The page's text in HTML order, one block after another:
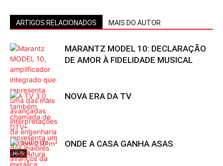
ARTIGOS RELACIONADOS MAIS DO AUTOR
Hi-Fi
MARANTZ MODEL 10: DECLARAÇÃO
DE AMOR À FIDELIDADE MUSICAL
NOVA ERA DA TV
ONDE A CASA GANHA ASAS